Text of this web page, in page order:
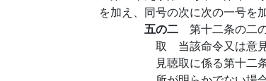
を加え、同号の次に次の一号を加
五の二 第十二条の二
取 当該命令又は意
見聴取に係る第十二